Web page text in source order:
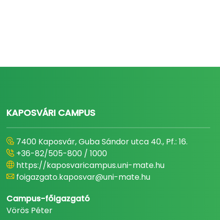
KAPOSVÁRI CAMPUS
7400 Kaposvár, Guba Sándor utca 40., Pf.: 16.
+36-82/505-800 / 1000
https://kaposvaricampus.uni-mate.hu
foigazgato.kaposvar@uni-mate.hu
Campus-főigazgató
Vörös Péter